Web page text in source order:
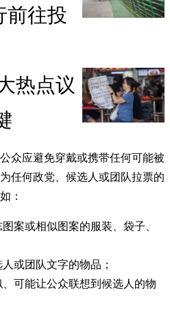
前往投
热点议
众应避免穿戴或携带任何可能被
任何政党、候选人或团队拉票的
：
案或相似图案的服装、袋子、
或团队文字的物品；
可能让公众联想到候选人的物